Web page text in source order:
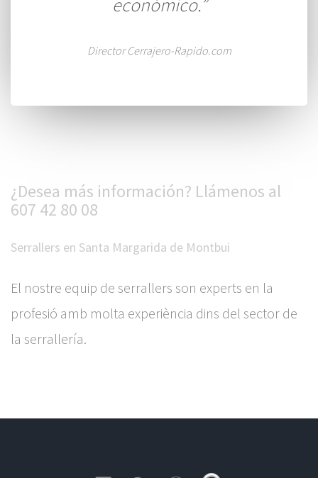
Director Cerrajero-Rapido.com
¿Desea más información? Llámenos al
607 42 80 08
Serrallers en Santa Margarida de Montbui
El nostre equip de serrallers son experts en la
profesió amb molta experiència dins del sector de
la serrallería.